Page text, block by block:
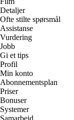
Detaljer
Ofte stilte spørsmål
Assistanse
Vurdering
Jobb
Gi et tips
Profil
Min konto
Abonnementsplan
Priser
Bonuser
Systemer
Samarbeid